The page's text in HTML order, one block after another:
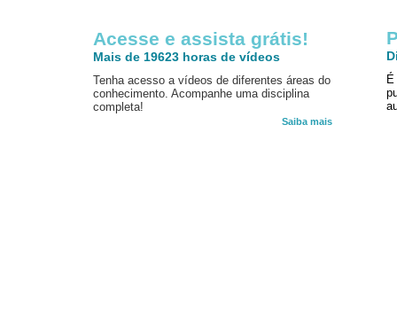
Acesse e assista grátis!
Mais de 19623 horas de vídeos
Tenha acesso a vídeos de diferentes áreas do
conhecimento. Acompanhe uma disciplina
completa!
Saiba mais